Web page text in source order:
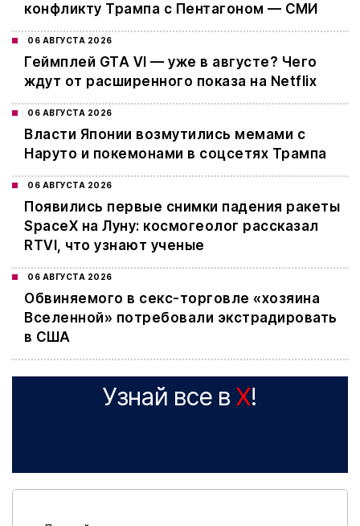
конфликту Трампа с Пентагоном — СМИ
06 АВГУСТА 2026
Геймплей GTA VI — уже в августе? Чего
ждут от расширенного показа на Netflix
06 АВГУСТА 2026
Власти Японии возмутились мемами с
Наруто и покемонами в соцсетях Трампа
06 АВГУСТА 2026
Появились первые снимки падения ракеты
SpaceX на Луну: космогеолог рассказал
RTVI, что узнают ученые
06 АВГУСТА 2026
Обвиняемого в секс-торговле «хозяина
Вселенной» потребовали экстрадировать
в США
Узнай все в X!